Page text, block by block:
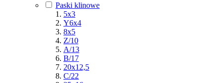
Paski klinowe
5x3
Y6x4
8x5
Z/10
A/13
B/17
20x12,5
C/22